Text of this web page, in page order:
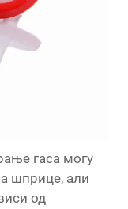
гаса могу
шприце, али
од